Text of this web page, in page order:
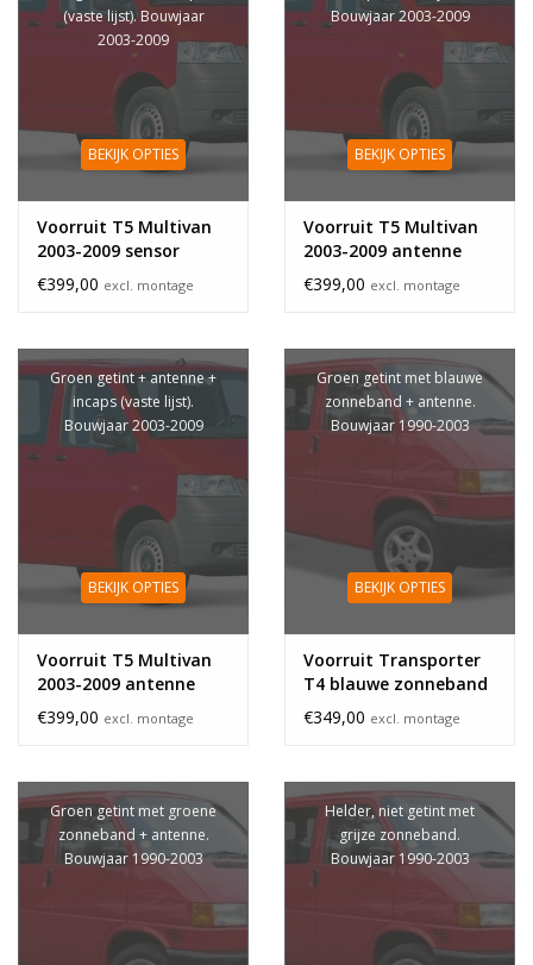
(vaste lijst). Bouwjaar
2003-2009
BEKIJK OPTIES
Voorruit T5 Multivan
2003-2009 sensor
€399,00 excl. montage
Bouwjaar 2003-2009
BEKIJK OPTIES
Voorruit T5 Multivan
2003-2009 antenne
zonneband
€399,00 excl. montage
Groen getint + antenne +
incaps (vaste lijst).
Bouwjaar 2003-2009
BEKIJK OPTIES
Voorruit T5 Multivan
2003-2009 antenne
€399,00 excl. montage
Groen getint met blauwe
zonneband + antenne.
Bouwjaar 1990-2003
BEKIJK OPTIES
Voorruit Transporter
T4 blauwe zonneband
antenne
€349,00 excl. montage
Groen getint met groene
zonneband + antenne.
Bouwjaar 1990-2003
Helder, niet getint met
grijze zonneband.
Bouwjaar 1990-2003